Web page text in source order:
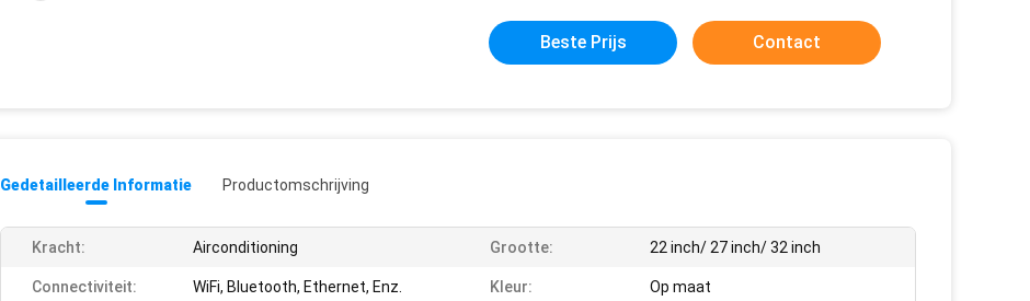
Beste Prijs Contact
Gedetailleerde Informatie Productomschrijving
Kracht: Airconditioning Grootte: 22 inch/ 27 inch/ 32 inch
Connectiviteit: WiFi, Bluetooth, Ethernet, Enz. Kleur: Op maat